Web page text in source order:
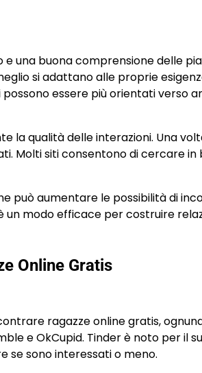
una buona comprensione delle
si adattano alle proprie
essere più orientati verso
la qualità delle interazioni. Una
Molti siti consentono di cercare
può aumentare le possibilità di
un modo efficace per costruire
Online Gratis
ragazze online gratis,
e OkCupid. Tinder è noto per il
se sono interessati o meno.